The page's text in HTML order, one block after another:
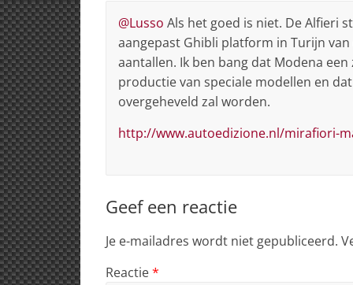
@Lusso Als het goed is niet. De Alfieri
aangepast Ghibli platform in Turijn
aantallen. Ik ben bang dat Modena
productie van speciale modellen en
overgeheveld zal worden.
http://www.autoedizione.nl/mirafiori-
Geef een reactie
Je e-mailadres wordt niet gepubliceerd.
Reactie*